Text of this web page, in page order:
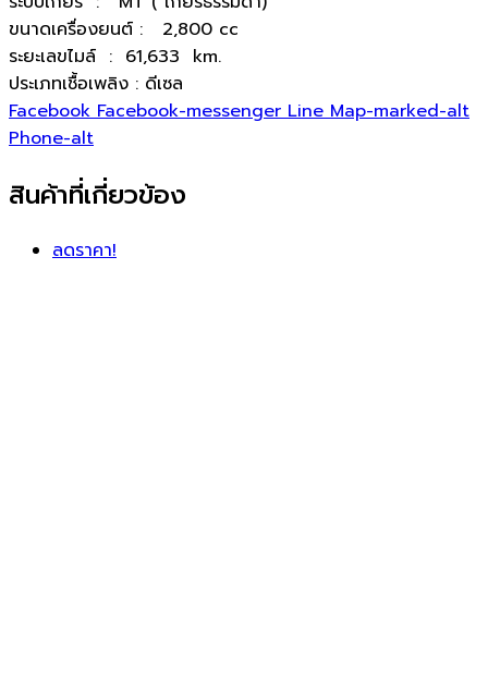
ขนาดเครื่องยนต์ : 2,800 cc
ระยะเลขไมล์ : 61,633 km.
ประเภทเชื้อเพลิง : ดีเซล
Facebook Facebook-messenger Line Map-marked-alt
Phone-alt
สินค้าที่เกี่ยวข้อง
ลดราคา!